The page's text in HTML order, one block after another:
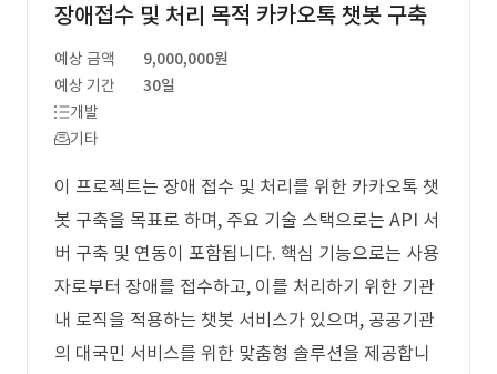
장애접수 및 처리 목적 카카오톡 챗봇 구축
예상 금액
9,000,000원
예상 기간
30일
개발
기타
이 프로젝트는 장애 접수 및 처리를 위한 카카오톡 챗
봇 구축을 목표로 하며, 주요 기술 스택으로는 API 서
버 구축 및 연동이 포함됩니다. 핵심 기능으로는 사용
자로부터 장애를 접수하고, 이를 처리하기 위한 기관
내 로직을 적용하는 챗봇 서비스가 있으며, 공공기관
의 대국민 서비스를 위한 맞춤형 솔루션을 제공합니